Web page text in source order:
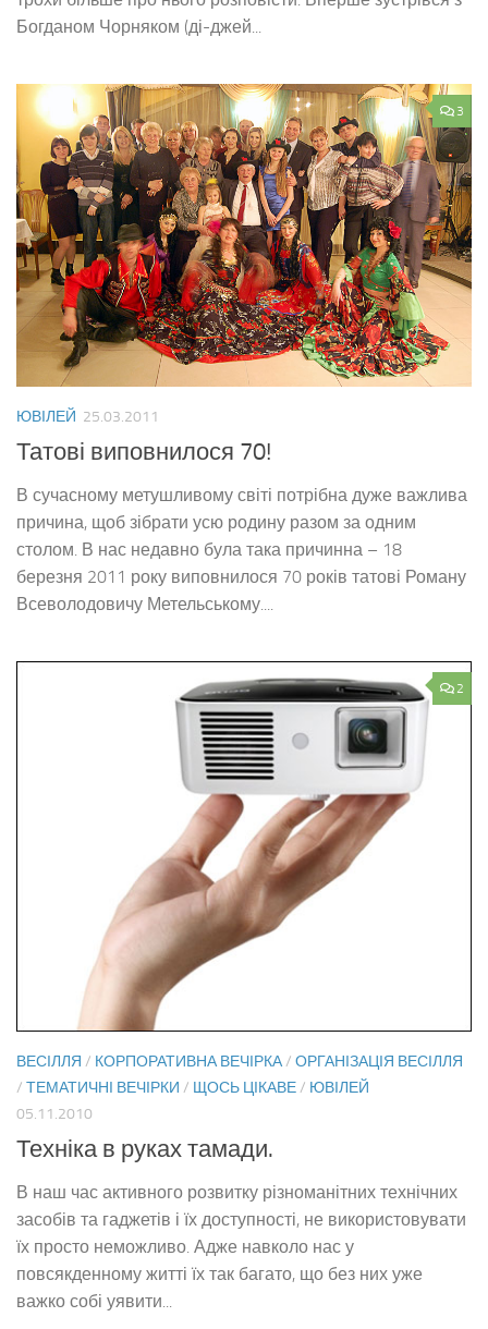
Богданом Чорняком (ді-джей...
3
ЮВІЛЕЙ 25.03.2011
Татові виповнилося 70!
В сучасному метушливому світі потрібна дуже важлива
причина, щоб зібрати усю родину разом за одним
столом. В нас недавно була така причинна – 18
березня 2011 року виповнилося 70 років татові Роману
Всеволодовичу Метельському....
2
ВЕСІЛЛЯ / КОРПОРАТИВНА ВЕЧІРКА/ ОРГАНІЗАЦІЯ ВЕСІЛЛЯ
/ ТЕМАТИЧНІ ВЕЧІРКИ / ЩОСЬ ЦІКАВЕ/ ЮВІЛЕЙ
05.11.2010
Техніка в руках тамади.
В наш час активного розвитку різноманітних технічних
засобів та гаджетів і їх доступності, не використовувати
їх просто неможливо. Адже навколо нас у
повсякденному житті їх так багато, що без них уже
важко собі уявити...